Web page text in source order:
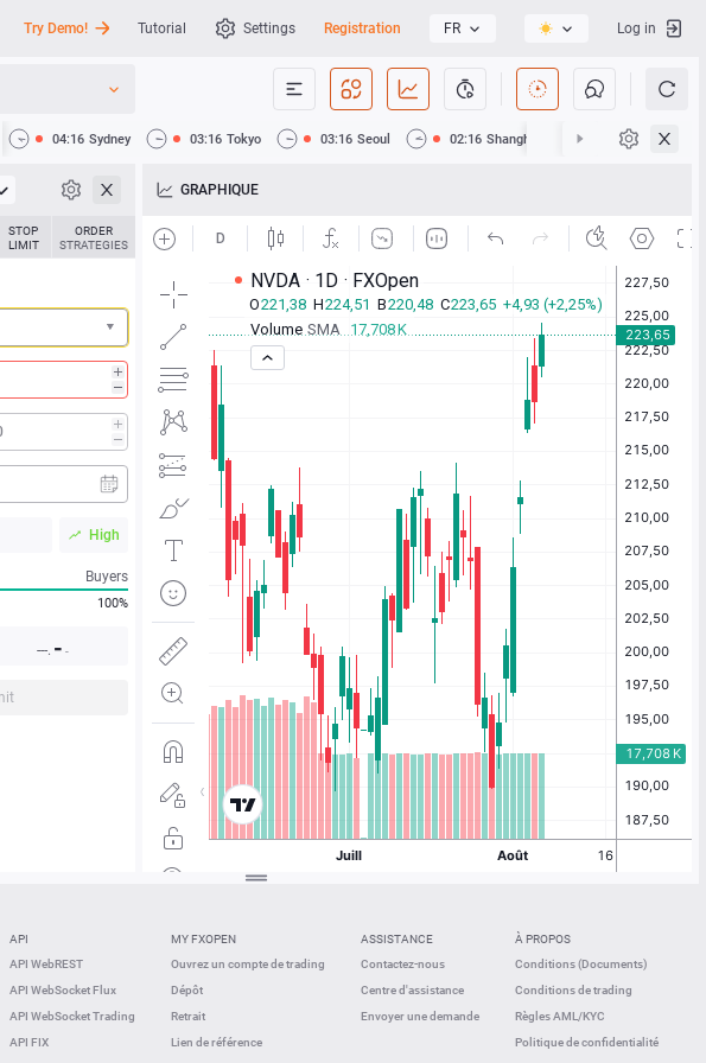
Try Demo! Tutorial Settings Registration FR Log in
04:16 Sydney 03:16 Tokyo 03:16 Seoul 02:16 Shanghai 02:16 Hong Kong
STOP
LIMIT
ORDER
STRATEGIES
High
Buyers
100%
---. - -
GRAPHIQUE
API
API WebREST
API WebSocket Flux
API WebSocket Trading
API FIX
MY FXOPEN
Ouvrez un compte de trading
Dépôt
Retrait
Lien de référence
ASSISTANCE
Contactez-nous
Centre d'assistance
Envoyer une demande
À PROPOS
Conditions (Documents)
Conditions de trading
Règles AML/KYC
Politique de confidentialité